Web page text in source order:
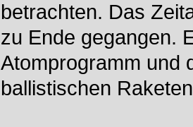
betrachten. Das
zu Ende gegangen.
Atomprogramm und
ballistischen